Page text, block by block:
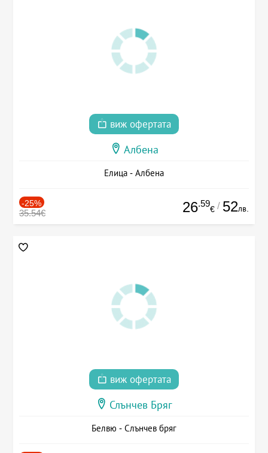
виж офертата
Албена
Елица - Албена
-25%
35.54€ 26.59
€ / 52лв.
виж офертата
Слънчев Бряг
Белвю - Слънчев бряг